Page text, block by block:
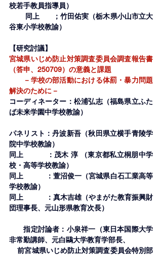
校若手教員指導員）
同上　   ；竹田佑実（栃木県小山市立大
谷東小学校教諭）
【研究討議】
宮城県いじめ防止対策調査委員会調査報告書
（答申、250709）の意義と課題
－学校の部活動における体罰・暴力問題
解決のために－
コーディネーター：松浦弘志（福島県立ふた
ば未来学園中学校教諭）
パネリスト：丹波新吾（秋田県立横手青陵学
院中学校教諭）
同上   　　 ：茂木 淳 （東京都私立桐朋中学
校・高等学校教諭）
同上    　　：萱沼俊一（宮城県白石工業高等
学校教諭）
同上    　　：真木吉雄（やまがた教育振興財
団理事長、元山形県教育次長）
指定討論者：小泉祥一（東日本国際大学
非常勤講師、元白鷗大学教育学部長、
前宮城県いじめ防止対策調査委員会特別部